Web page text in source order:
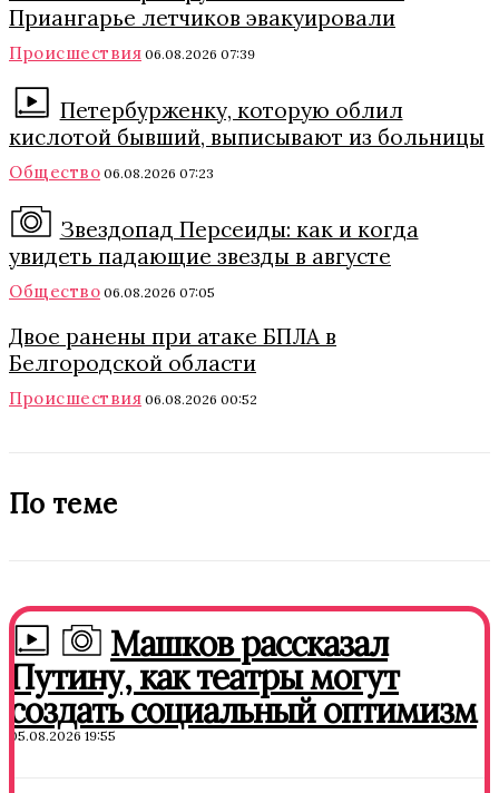
Приангарье летчиков эвакуировали
Происшествия 06.08.2026 07:39
Петербурженку, которую облил
кислотой бывший, выписывают из больницы
Общество 06.08.2026 07:23
Звездопад Персеиды: как и когда
увидеть падающие звезды в августе
Общество 06.08.2026 07:05
Двое ранены при атаке БПЛА в
Белгородской области
Происшествия 06.08.2026 00:52
По теме
Машков рассказал
Путину, как театры могут
создать социальный оптимизм
05.08.2026 19:55